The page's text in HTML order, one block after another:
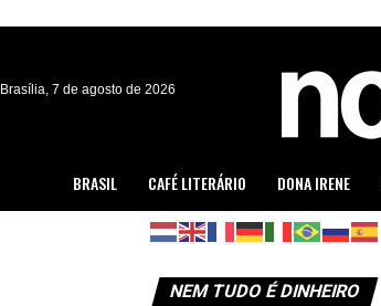
Brasília, 7 de agosto de 2026
BRASIL CAFÉ LITERÁRIO DONA IRENE
NEM TUDO É DINHEIRO